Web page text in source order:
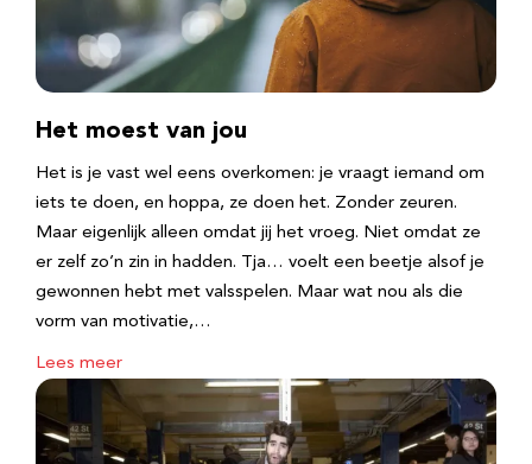
Het moest van jou
Het is je vast wel eens overkomen: je vraagt iemand om
iets te doen, en hoppa, ze doen het. Zonder zeuren.
Maar eigenlijk alleen omdat jij het vroeg. Niet omdat ze
er zelf zo’n zin in hadden. Tja… voelt een beetje alsof je
gewonnen hebt met valsspelen. Maar wat nou als die
vorm van motivatie,…
Lees meer